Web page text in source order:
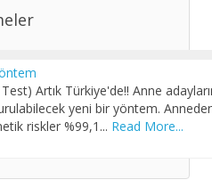
Artık Türkiye'de!! Anne
yeni bir yöntem.
riskler %99,1... Read More...